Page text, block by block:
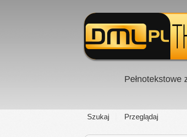
Szukaj Przeglądaj